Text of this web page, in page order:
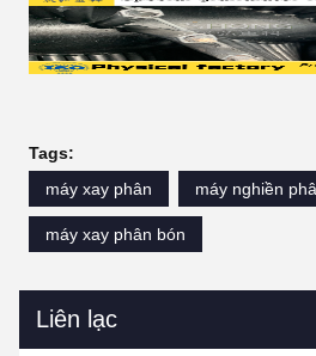
Tags:
máy xay phân
máy nghiền
máy xay phân bón
Liên lạc